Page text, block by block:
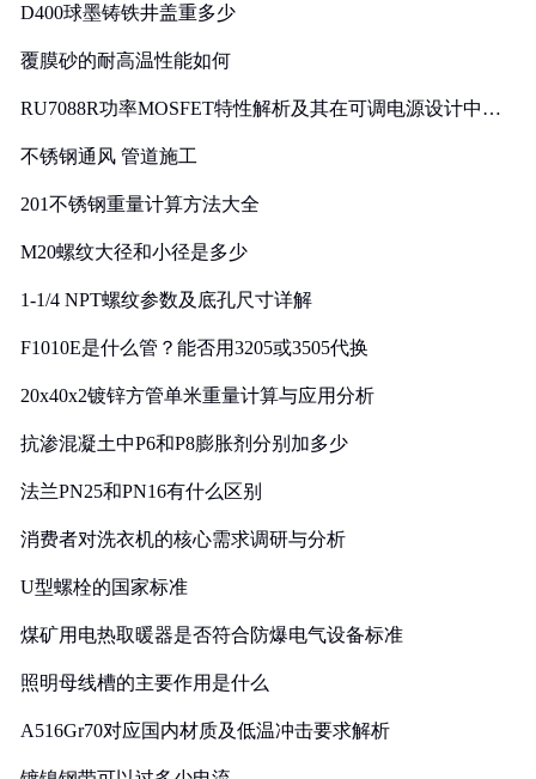
D400球墨铸铁井盖重多少
覆膜砂的耐高温性能如何
RU7088R功率MOSFET特性解析及其在可调电源设计中的
不锈钢通风 管道施工
201不锈钢重量计算方法大全
M20螺纹大径和小径是多少
1-1/4 NPT螺纹参数及底孔尺寸详解
F1010E是什么管？能否用3205或3505代换
20x40x2镀锌方管单米重量计算与应用分析
抗渗混凝土中P6和P8膨胀剂分别加多少
法兰PN25和PN16有什么区别
消费者对洗衣机的核心需求调研与分析
U型螺栓的国家标准
煤矿用电热取暖器是否符合防爆电气设备标准
照明母线槽的主要作用是什么
A516Gr70对应国内材质及低温冲击要求解析